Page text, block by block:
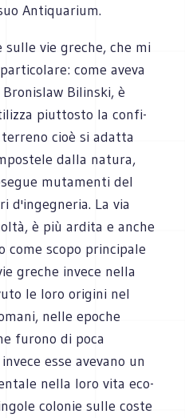
Antiquarium.
sulle vie greche, che mi
come aveva
Bilinski, è
piuttosto la confi­
cioè si adatta
dalla natura,
mutamenti del
d'ingegneria. La via
è più ardita e anche
come scopo principale
greche invece nella
le loro origini nel
nelle epoche
furono di poca
esse avevano un
nella loro vita eco­
colonie sulle coste